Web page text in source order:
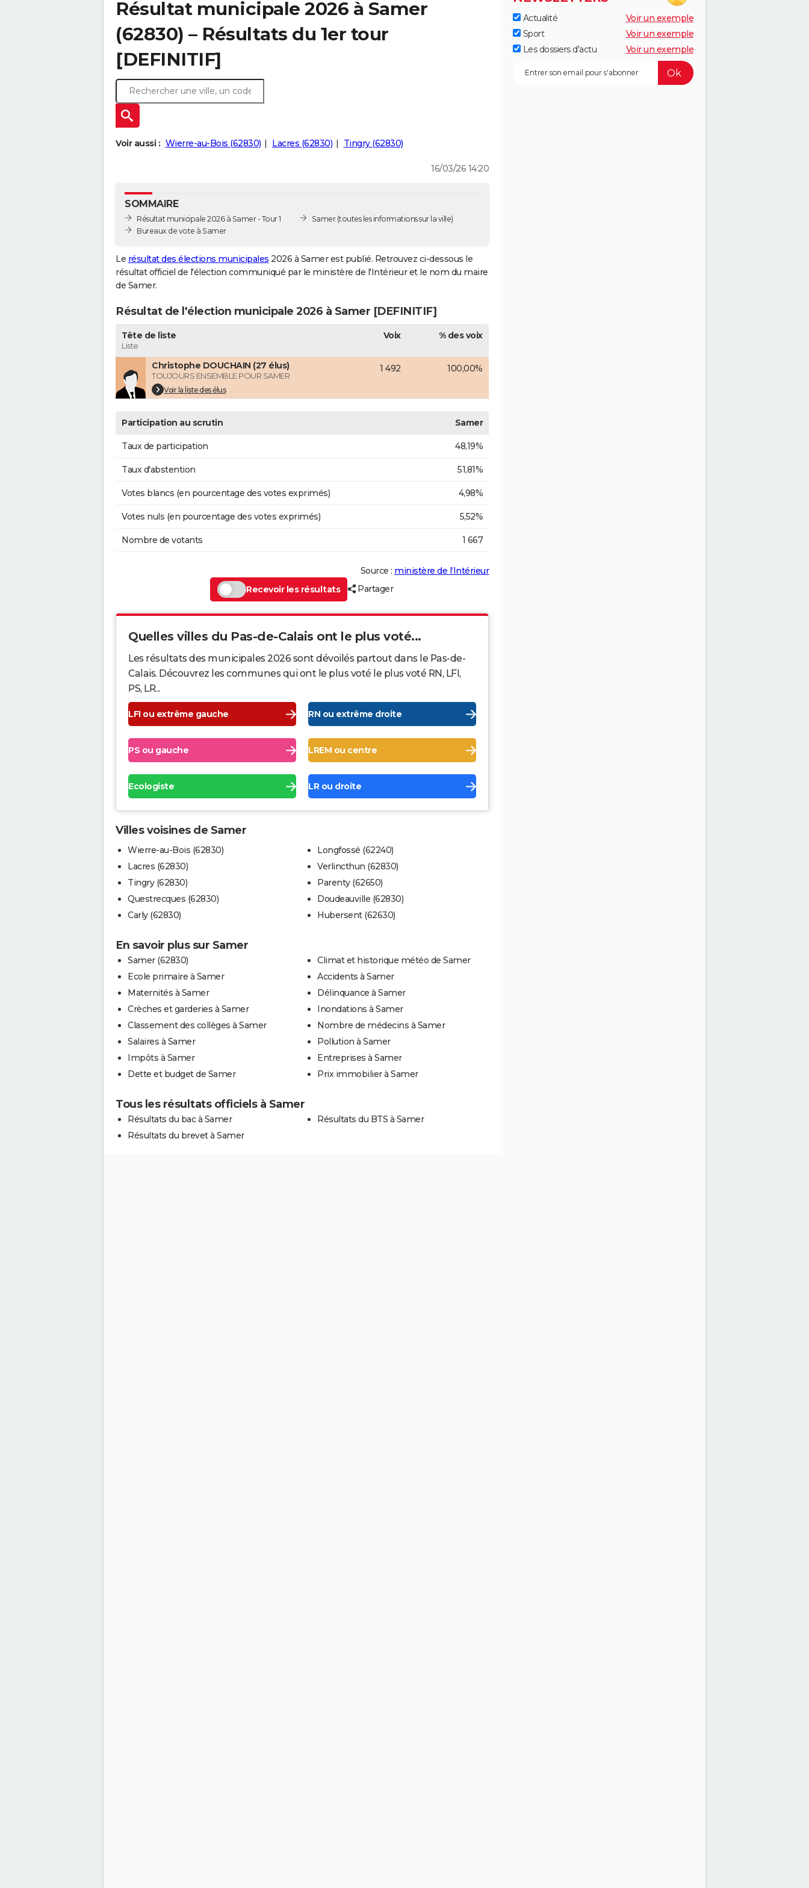
Résultat municipale 2026 à Samer
(62830) – Résultats du 1er tour
[DEFINITIF]
Voir aussi : Wierre-au-Bois (62830) Lacres (62830) Tingry (62830)
16/03/26 14:20
SOMMAIRE
Résultat municipale 2026 à Samer - Tour 1
Bureaux de vote à Samer
Samer(toutes les informations sur la ville)
Le résultat des élections municipales 2026 à Samer est publié. Retrouvez ci-dessous le
résultat officiel de l'élection communiqué par le ministère de l'Intérieur et le nom du maire
de Samer.
Résultat de l'élection municipale 2026 à Samer [DEFINITIF]
Tête de liste
Liste
Voix % des voix
Christophe DOUCHAIN (27 élus)
TOUJOURS ENSEMBLE POUR SAMER
Voir la liste des élus
1 492 100,00%
Participation au scrutin Samer
Taux de participation 48,19%
Taux d'abstention 51,81%
Votes blancs (en pourcentage des votes exprimés) 4,98%
Votes nuls (en pourcentage des votes exprimés) 5,52%
Nombre de votants 1 667
Source : ministère de l’Intérieur
Recevoir les résultats
Partager
Quelles villes du Pas-de-Calais ont le plus voté...
Les résultats des municipales 2026 sont dévoilés partout dans le Pas-de-
Calais. Découvrez les communes qui ont le plus voté le plus voté RN, LFI,
PS, LR...
LFI ou extrême gauche RN ou extrême droite
PS ou gauche LREM ou centre
Ecologiste LR ou droite
Villes voisines de Samer
Wierre-au-Bois (62830)
Lacres (62830)
Tingry (62830)
Questrecques (62830)
Carly (62830)
Longfossé (62240)
Verlincthun (62830)
Parenty (62650)
Doudeauville (62830)
Hubersent (62630)
En savoir plus sur Samer
Samer (62830)
Ecole primaire à Samer
Maternités à Samer
Crèches et garderies à Samer
Classement des collèges à Samer
Salaires à Samer
Impôts à Samer
Dette et budget de Samer
Climat et historique météo de Samer
Accidents à Samer
Délinquance à Samer
Inondations à Samer
Nombre de médecins à Samer
Pollution à Samer
Entreprises à Samer
Prix immobilier à Samer
Tous les résultats officiels à Samer
Résultats du bac à Samer
Résultats du brevet à Samer
Résultats du BTS à Samer
Actualité
Voir un exemple
Sport
Voir un exemple
Les dossiers d'actu
Voir un exemple